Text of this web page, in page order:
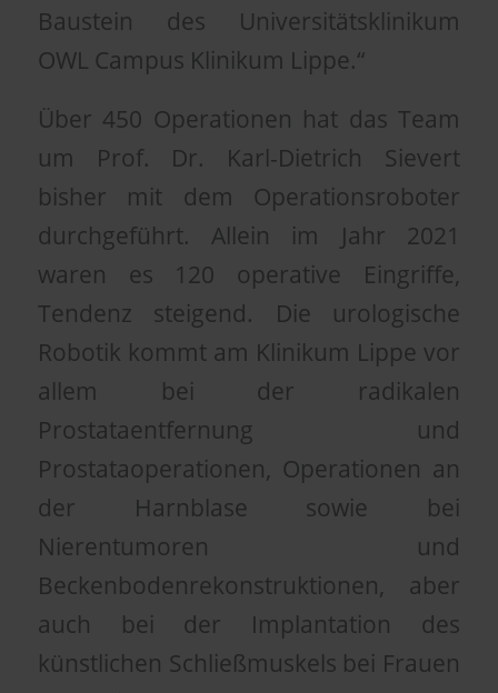
Baustein des Universitätsklinikum
OWL Campus Klinikum Lippe.“
Über 450 Operationen hat das Team
um Prof. Dr. Karl-Dietrich Sievert
bisher mit dem Operationsroboter
durchgeführt. Allein im Jahr 2021
waren es 120 operative Eingriffe,
Tendenz steigend. Die urologische
Robotik kommt am Klinikum Lippe vor
allem bei der radikalen
Prostataentfernung und
Prostataoperationen, Operationen an
der Harnblase sowie bei
Nierentumoren und
Beckenbodenrekonstruktionen, aber
auch bei der Implantation des
künstlichen Schließmuskels bei Frauen